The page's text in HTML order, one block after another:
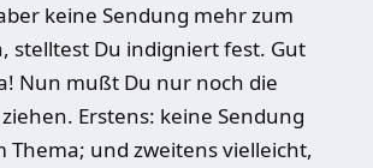
keine Sendung mehr zum
stelltest Du indigniert fest. Gut
Nun mußt Du nur noch die
Erstens: keine Sendung
Thema; und zweitens vielleicht,